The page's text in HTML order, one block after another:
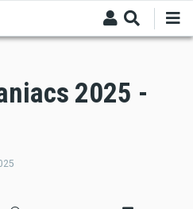
2025 -